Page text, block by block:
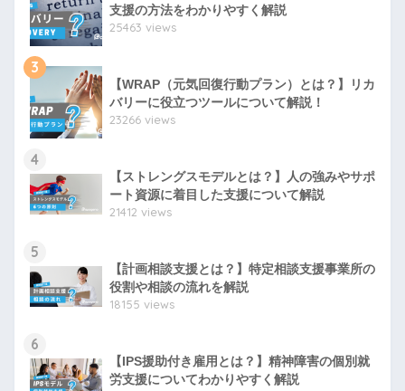
支援の方法をわかりやすく解説
25463 views
3
【WRAP（元気回復行動プラン）とは？】リカ
バリーに役立つツールについて解説！
23266 views
4
【ストレングスモデルとは？】人の強みやサポ
ート資源に着目した支援について解説
21412 views
5
【計画相談支援とは？】特定相談支援事業所の
役割や相談の流れを解説
18155 views
6
【IPS援助付き雇用とは？】精神障害の個別就
労支援についてわかりやすく解説